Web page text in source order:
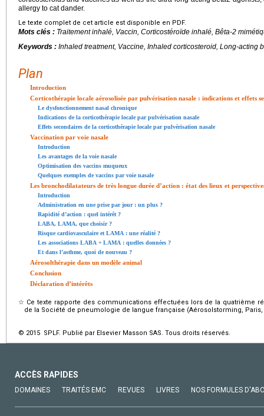
allergy to cat dander.
Le texte complet de cet article est disponible en PDF.
Mots clés : Traitement inhalé, Vaccin, Corticostéroïde inhalé, Bêta-2
Keywords : Inhaled treatment, Vaccine, Inhaled corticosteroid, Long-acting
Plan
Introduction
Corticothérapie locale aérosolisée par pulvérisation nasale : indications et effets
Le dysfonctionnement nasal chronique
Indications de la corticothérapie locale par pulvérisation nasale
Effets secondaires de la corticothérapie locale par pulvérisation nasale
Vaccination par voie nasale
Introduction
Les avantages de la voie nasale
Optimisation des vaccins muqueux
Quelques exemples de vaccins par voie nasale
Les bronchodilatateurs de très longue durée d’action : état des lieux et
Introduction
Administration en une prise par jour : un plus ?
Rapidité d’action : quel intérêt ?
LABA, LAMA, que choisir ?
Risque cardiovasculaire et LAMA : une réalité ?
Les associations LABA + LAMA : quelles données ?
Et dans l’asthme, quoi de nouveau ?
Aérosolthérapie dans un modèle animal
Conclusion
Déclaration d’intérêts
☆ Ce texte rapporte des communications effectuées lors de la quatrième
de la Société de pneumologie de langue française (Aérosolstorming, Paris,
© 2015 SPLF. Publié par Elsevier Masson SAS. Tous droits réservés.
ACCÈS RAPIDES
DOMAINES TRAITÉS EMC REVUES LIVRES NOS FORMULES